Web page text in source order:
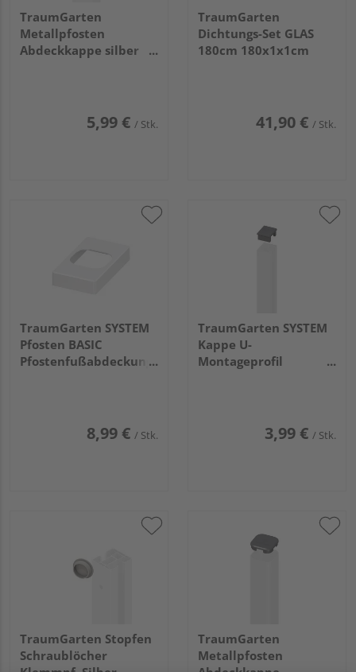
TraumGarten
Metallpfosten
Abdeckkappe silber
5,99 € / Stk.
TraumGarten
Dichtungs-Set GLAS
180cm 180x1x1cm
41,90 € / Stk.
TraumGarten SYSTEM
Pfosten BASIC
Pfostenfußabdeckung
8,99 € / Stk.
TraumGarten SYSTEM
Kappe U-
Montageprofil
3,99 € / Stk.
TraumGarten Stopfen
Schraublöcher
TraumGarten
Metallpfosten